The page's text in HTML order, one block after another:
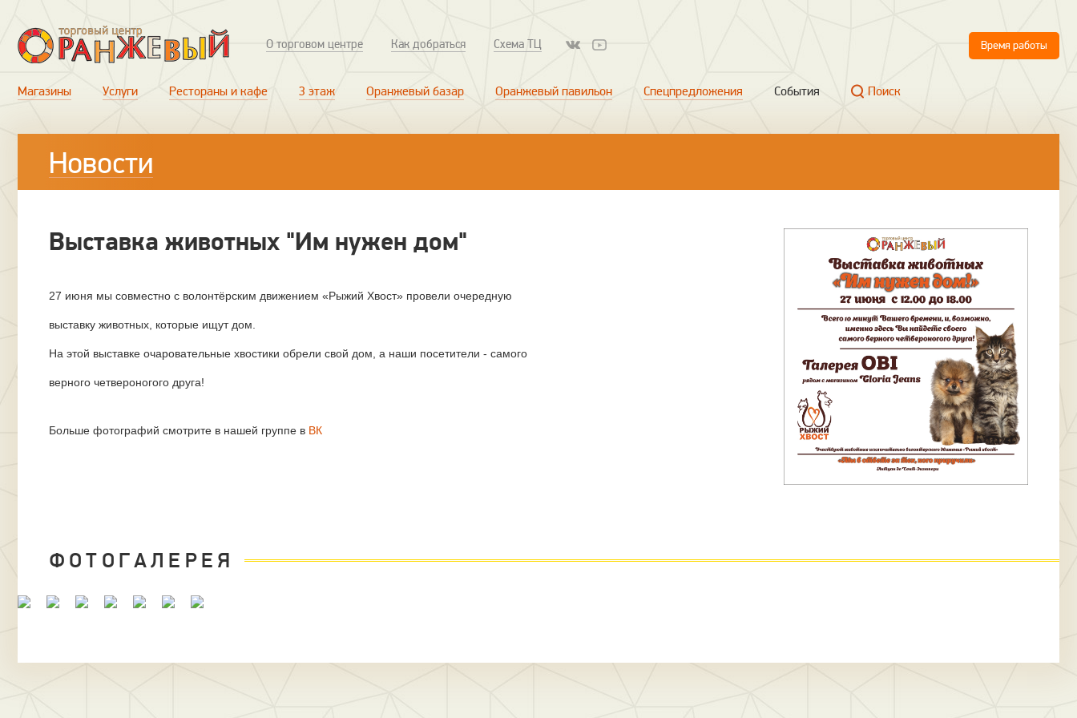
О торговом центре Как добраться Схема ТЦ Время работы
Магазины Услуги Рестораны и кафе 3 этаж Оранжевый базар Оранжевый павильон Спецпредложения События Поиск
Новости
Выставка животных "Им нужен дом"
27 июня мы совместно с волонтёрским движением «Рыжий Хвост» провели очередную
выставку животных, которые ищут дом.
На этой выставке очаровательные хвостики обрели свой дом, а наши посетители - самого
верного четвероногого друга!
Больше фотографий смотрите в нашей группе в ВК
ФОТОГАЛЕРЕЯ